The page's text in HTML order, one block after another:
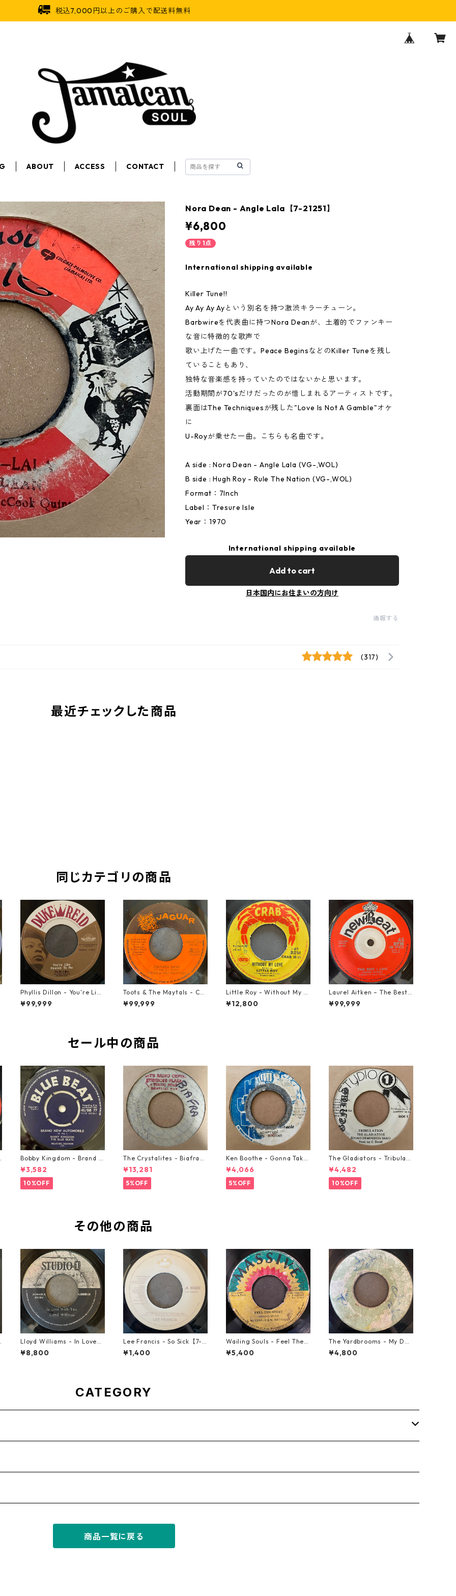
税込7,000円以上のご購入で配送料無料
ABOUT ACCESS CONTACT
Nora Dean - Angle Lala【7-21251】
¥6,800
残り1点
International shipping available
Killer Tune!!
Ay Ay Ay Ayという別名を持つ激渋キラーチューン。
Barbwireを代表曲に持つNora Deanが、土着的でファンキー
な音に特徴的な歌声で
歌い上げた一曲です。Peace BeginsなどのKiller Tuneを残し
ていることもあり、
独特な音楽感を持っていたのではないかと思います。
活動期間が70'sだけだったのが惜しまれるアーティストです。
裏面はThe Techniquesが残した"Love Is Not A Gamble"オケ
に
U-Royが乗せた一曲。こちらも名曲です。
A side : Nora Dean - Angle Lala (VG-,WOL)
B side : Hugh Roy - Rule The Nation (VG-,WOL)
Format：7Inch
Label：Tresure Isle
Year：1970
International shipping available
Add to cart
日本国内にお住まいの方向け
通報する
(317)
最近チェックした商品
同じカテゴリの商品
Phyllis Dillon - You're Like
Heaven To Me【7-21913】
¥99,999
Toots & The Maytals - Cou
ntry Road【7-21951】
¥99,999
Little Roy - Without My L
ove【7-21990】
¥12,800
Laurel Aitken ‎– The Best I
Can【7-22012】
¥99,999
セール中の商品
Bobby Kingdom - Brand N
ew Automobile【7-2088
9】
¥3,582
10%OFF
The Crystalites - Biafra
【7-21293】
¥13,281
5%OFF
Ken Boothe - Gonna Take
A Miracle【7-21362】
¥4,066
5%OFF
The Gladiators - Tribulati
on【7-21365】
¥4,482
10%OFF
その他の商品
Lloyd Williams - In Love
With You【7-21917】
¥8,800
Lee Francis - So Sick【7-2
1925】
¥1,400
Wailing Souls - Feel The S
pirit【7-21955】
¥5,400
The Yardbrooms - My Des
ire【7-21922】
¥4,800
CATEGORY
商品一覧に戻る